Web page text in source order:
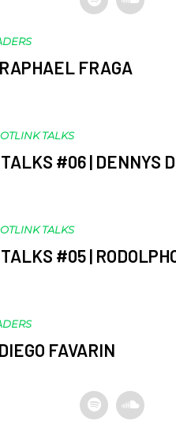
FRAGA
TALKS
#06 | DENNYS
TALKS
#05 |
FAVARIN